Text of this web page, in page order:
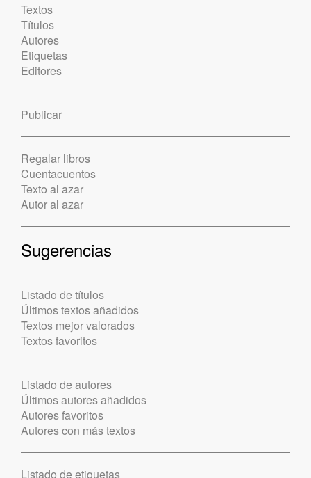
Textos
Títulos
Autores
Etiquetas
Editores
Publicar
Regalar libros
Cuentacuentos
Texto al azar
Autor al azar
Sugerencias
Listado de títulos
Últimos textos añadidos
Textos mejor valorados
Textos favoritos
Listado de autores
Últimos autores añadidos
Autores favoritos
Autores con más textos
Listado de etiquetas